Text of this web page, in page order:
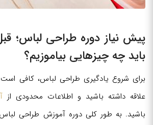
پیش نیاز دوره طراحی لباس؛
باید چه چیزهایی بیاموزیم؟
برای شروع یادگیری طراحی لباس، کافی
علاقه داشته باشید و اطلاعات محدودی از
باشید. به طور کلی دوره آموزش طراحی